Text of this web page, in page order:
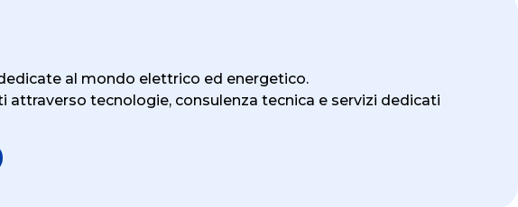
al mondo elettrico ed energetico.
tecnologie, consulenza tecnica e servizi dedicati